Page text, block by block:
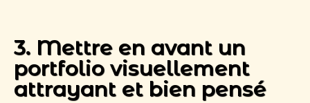
3. Mettre en avant un
portfolio visuellement
attrayant et bien pensé